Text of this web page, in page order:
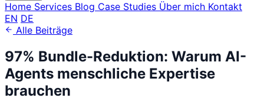
Home Services Blog Case Studies Über mich Kontakt
EN DE
Alle Beiträge
97% Bundle-Reduktion: Warum AI-
Agents menschliche Expertise
brauchen